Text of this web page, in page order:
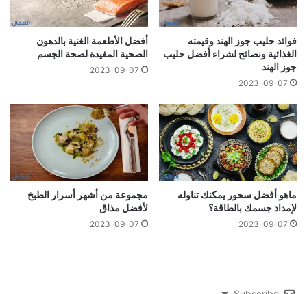
فوائد حليب جوز الهند وقيمته
الغذائية ونصائح لشراء أفضل حليب
جوز الهند
2023-09-07
أفضل الأطعمة الغنية بالدهون
الصحية المفيدة لصحة الجسم
2023-09-07
ماهو أفضل سحور يمكنك تناوله
لإمداد جسمك بالطاقة؟
2023-09-07
مجموعة من أشهر أسرار الطبخ
لأفضل مذاق
2023-09-07